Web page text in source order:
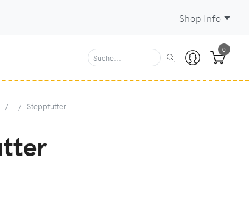
Shop Info
0
Steppfutter